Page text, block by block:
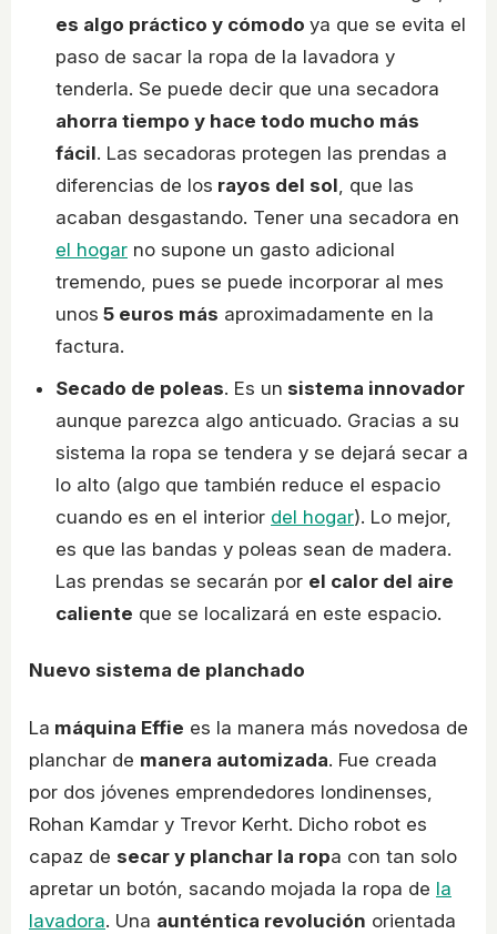
es algo práctico y cómodo ya que se evita el
paso de sacar la ropa de la lavadora y
tenderla. Se puede decir que una secadora
ahorra tiempo y hace todo mucho más
fácil. Las secadoras protegen las prendas a
diferencias de los rayos del sol , que las
acaban desgastando. Tener una secadora en
el hogar no supone un gasto adicional
tremendo, pues se puede incorporar al mes
unos 5 euros más aproximadamente en la
factura.
Secado de poleas. Es un sistema innovador
aunque parezca algo anticuado. Gracias a su
sistema la ropa se tendera y se dejará secar a
lo alto (algo que también reduce el espacio
cuando es en el interior del hogar). Lo mejor,
es que las bandas y poleas sean de madera.
Las prendas se secarán por el calor del aire
caliente que se localizará en este espacio.
Nuevo sistema de planchado
La máquina Effie es la manera más novedosa de
planchar de manera automizada. Fue creada
por dos jóvenes emprendedores londinenses,
Rohan Kamdar y Trevor Kerht. Dicho robot es
capaz de secar y planchar la ropa con tan solo
apretar un botón, sacando mojada la ropa de la
lavadora. Una aunténtica revolución orientada